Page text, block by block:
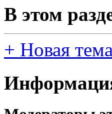
В этом
+ Новая тема